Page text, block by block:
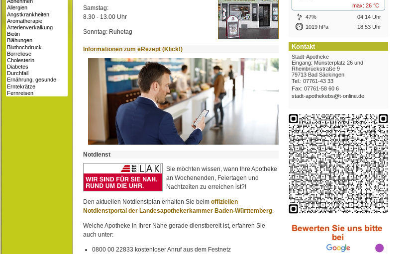
Samstag:
8.30 - 13.00 Uhr
Sonntag: Ruhetag
Informationen zum eRezept (Klick!)
Notdienst
Sie möchten wissen, wann Ihre Apotheke
an Wochenenden, Feiertagen und
Nachtzeiten zu erreichen ist?!
Den aktuellen Notdienstplan erhalten Sie beim offiziellen
Notdienstportal der Landesapothekerkammer Baden-Württemberg
Welche Apotheke in Ihrer Nähe gerade dienstbereit ist, erfahren Sie
auch unter:
0800 00 22833 kostenloser Anruf aus dem Festnetz
max: 26 °C
47%
04:14 Uhr
1019 hPa
18:53 Uhr
Kontakt
Stadt-Apotheke
Eingang: Münsterplatz 26 und
Rheinbrückstraße 9
79713 Bad Säckingen
Tel.: 07761-43 33
Fax: 07761-58 60 6
stadt-apothekebs@t-online.de